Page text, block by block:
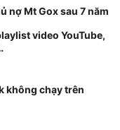
nợ Mt Gox sau 7 năm
video YouTube,
không chạy trên